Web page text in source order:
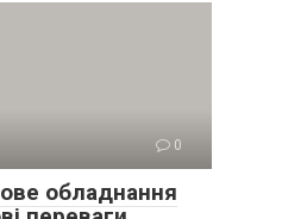
0
обладнання